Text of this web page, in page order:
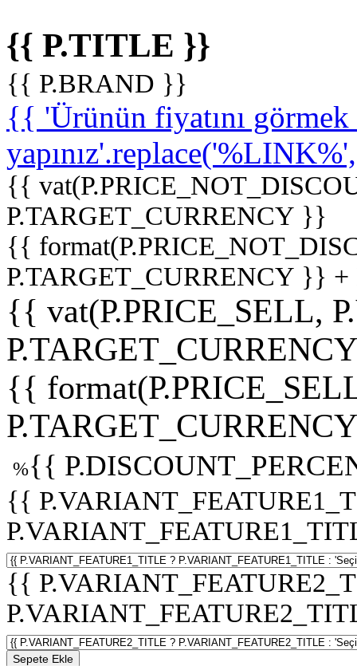
{{ P.TITLE }}
{{ P.BRAND }}
{{ 'Ürünün fiyatını
{{
P.TARGET_CURRENCY }}
{{
P.TARGET_CURRENCY }}
{{ vat(P.PRICE_SELL,
{{
%{{
{{
{{
Sepete Ekle